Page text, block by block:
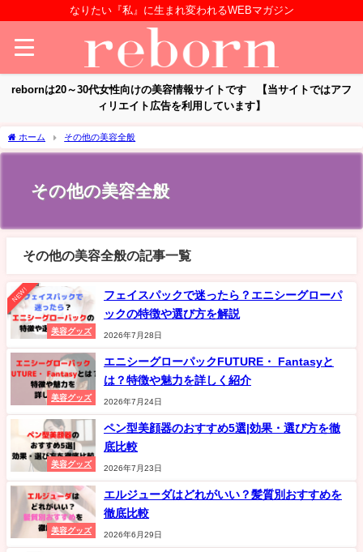
なりたい『私』に生まれ変われるWEBマガジン
rebornは20～30代女性向けの美容情報サイトです 【当サイトではアフ
ィリエイト広告を利用しています】
ホーム その他の美容全般
その他の美容全般
その他の美容全般の記事一覧
NEW!
美容グッズ
フェイスパックで迷ったら？エニシーグローパ
ックの特徴や選び方を解説
2026年7月28日
美容グッズ
エニシーグローパックFUTURE・ Fantasyと
は？特徴や魅力を詳しく紹介
2026年7月24日
美容グッズ
ペン型美顔器のおすすめ5選|効果・選び方を徹
底比較
2026年7月23日
美容グッズ
エルジューダはどれがいい？髪質別おすすめを
徹底比較
2026年6月29日